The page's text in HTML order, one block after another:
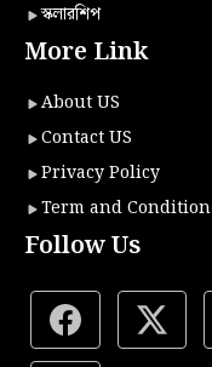
স্কলারশিপ
More Link
About US
Contact US
Privacy Policy
Term and Condition
Follow Us